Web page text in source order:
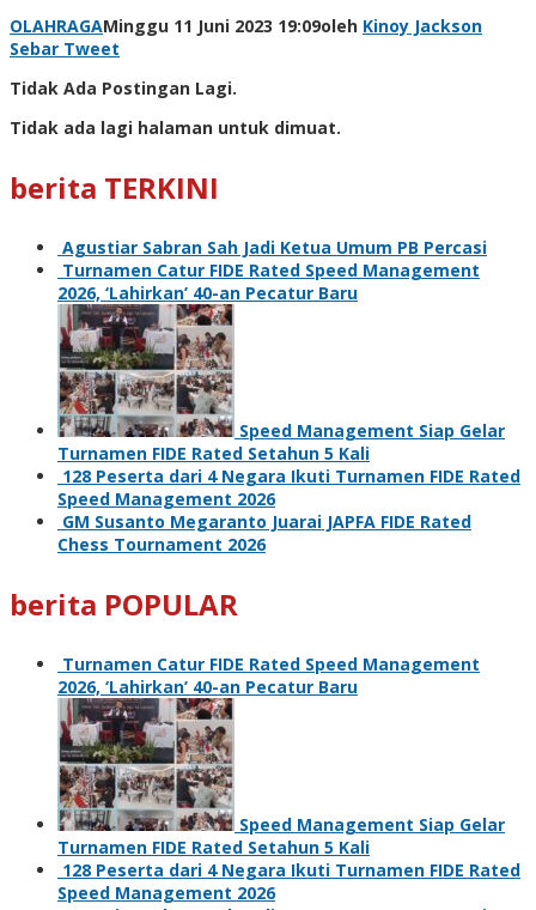
OLAHRAGAMinggu 11 Juni 2023 19:09oleh Kinoy Jackson
Sebar Tweet
Tidak Ada Postingan Lagi.
Tidak ada lagi halaman untuk dimuat.
berita TERKINI
Agustiar Sabran Sah Jadi Ketua Umum PB Percasi
Turnamen Catur FIDE Rated Speed Management
2026, ‘Lahirkan’ 40-an Pecatur Baru
Speed Management Siap Gelar
Turnamen FIDE Rated Setahun 5 Kali
128 Peserta dari 4 Negara Ikuti Turnamen FIDE Rated
Speed Management 2026
GM Susanto Megaranto Juarai JAPFA FIDE Rated
Chess Tournament 2026
berita POPULAR
Turnamen Catur FIDE Rated Speed Management
2026, ‘Lahirkan’ 40-an Pecatur Baru
Speed Management Siap Gelar
Turnamen FIDE Rated Setahun 5 Kali
128 Peserta dari 4 Negara Ikuti Turnamen FIDE Rated
Speed Management 2026